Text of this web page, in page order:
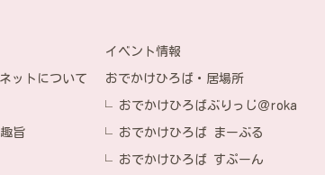
ットについて
旨
イベント情報
おでかけひろば・居場所
おでかけひろばぶりっじ＠roka
おでかけひろば まーぶる
おでかけひろば すぷーん